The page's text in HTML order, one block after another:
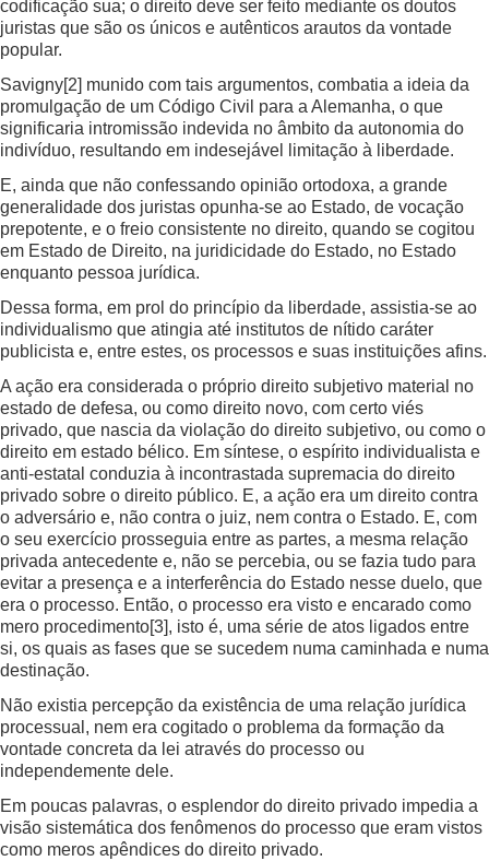
codificação sua; o direito deve ser feito mediante os doutos
juristas que são os únicos e autênticos arautos da vontade
popular.
Savigny[2] munido com tais argumentos, combatia a ideia da
promulgação de um Código Civil para a Alemanha, o que
significaria intromissão indevida no âmbito da autonomia do
indivíduo, resultando em indesejável limitação à liberdade.
E, ainda que não confessando opinião ortodoxa, a grande
generalidade dos juristas opunha-se ao Estado, de vocação
prepotente, e o freio consistente no direito, quando se cogitou
em Estado de Direito, na juridicidade do Estado, no Estado
enquanto pessoa jurídica.
Dessa forma, em prol do princípio da liberdade, assistia-se ao
individualismo que atingia até institutos de nítido caráter
publicista e, entre estes, os processos e suas instituições afins.
A ação era considerada o próprio direito subjetivo material no
estado de defesa, ou como direito novo, com certo viés
privado, que nascia da violação do direito subjetivo, ou como o
direito em estado bélico. Em síntese, o espírito individualista e
anti-estatal conduzia à incontrastada supremacia do direito
privado sobre o direito público. E, a ação era um direito contra
o adversário e, não contra o juiz, nem contra o Estado. E, com
o seu exercício prosseguia entre as partes, a mesma relação
privada antecedente e, não se percebia, ou se fazia tudo para
evitar a presença e a interferência do Estado nesse duelo, que
era o processo. Então, o processo era visto e encarado como
mero procedimento[3], isto é, uma série de atos ligados entre
si, os quais as fases que se sucedem numa caminhada e numa
destinação.
Não existia percepção da existência de uma relação jurídica
processual, nem era cogitado o problema da formação da
vontade concreta da lei através do processo ou
independemente dele.
Em poucas palavras, o esplendor do direito privado impedia a
visão sistemática dos fenômenos do processo que eram vistos
como meros apêndices do direito privado.